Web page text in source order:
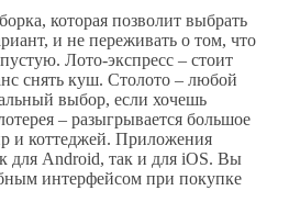
которая позволит выбрать
и не переживать о том, что
Лото-экспресс – стоит
снять куш. Столото – любой
выбор, если хочешь
– разыгрывается большое
и коттеджей. Приложения
для Android, так и для iOS. Вы
интерфейсом при покупке